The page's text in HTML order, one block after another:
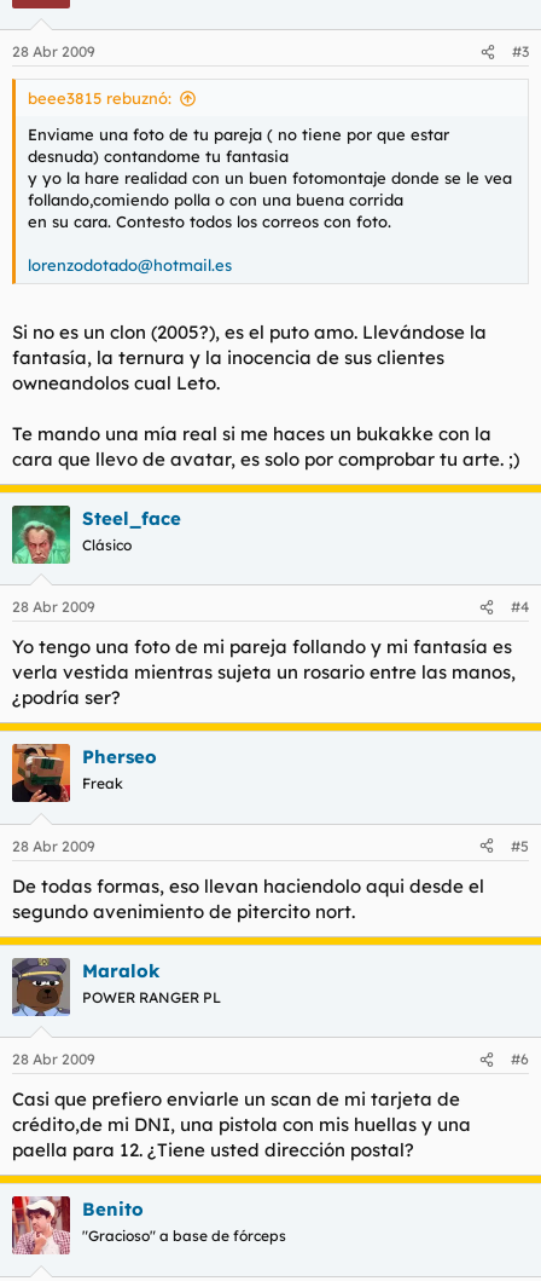
28 Abr 2009 #3
beee3815 rebuznó:
Enviame una foto de tu pareja ( no tiene por que estar
desnuda) contandome tu fantasia
y yo la hare realidad con un buen fotomontaje donde se le vea
follando,comiendo polla o con una buena corrida
en su cara. Contesto todos los correos con foto.
lorenzodotado@hotmail.es
Si no es un clon (2005?), es el puto amo. Llevándose la
fantasía, la ternura y la inocencia de sus clientes
owneandolos cual Leto.
Te mando una mía real si me haces un bukakke con la
cara que llevo de avatar, es solo por comprobar tu arte. ;)
Steel_face
Clásico
28 Abr 2009 #4
Yo tengo una foto de mi pareja follando y mi fantasía es
verla vestida mientras sujeta un rosario entre las manos,
¿podría ser?
Pherseo
Freak
28 Abr 2009 #5
De todas formas, eso llevan haciendolo aqui desde el
segundo avenimiento de pitercito nort.
Maralok
POWER RANGER PL
28 Abr 2009 #6
Casi que prefiero enviarle un scan de mi tarjeta de
crédito,de mi DNI, una pistola con mis huellas y una
paella para 12. ¿Tiene usted dirección postal?
Benito
"Gracioso" a base de fórceps